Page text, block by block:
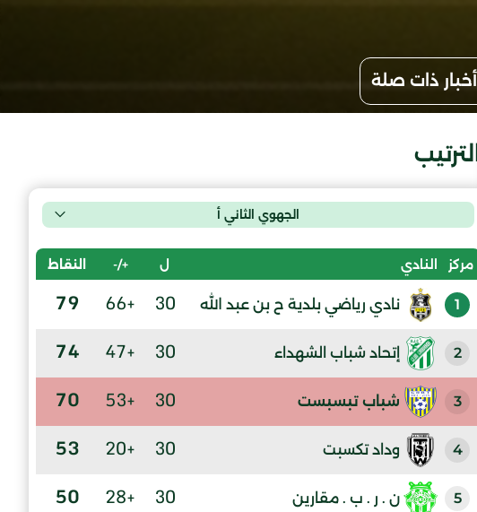
أخبار ذات صلة
الترتيب
الجهوي الثاني أ
مركز النادي ل +/- النقاط
1 نادي رياضي بلدية ح بن عبد الله 30
+66
79
2 إتحاد شباب الشهداء 30
+47
74
3 شباب تبسبست 30
+53
70
4 وداد تكسبت 30
+20
53
5 ن . ر . ب . مقارين 30
+28
50